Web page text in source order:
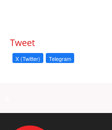
Tweet
X (Twitter) Telegram